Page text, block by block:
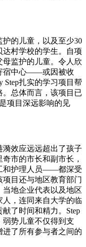
护的儿童，以及至少30
村学校的学生。自项
母监护的儿童。令人欣
宿中心——或因被收
Step扎实的学习项目帮
总体而言，该项目已
项目深远影响的见
效应远远超出了孩子
市的市长和副市长，
和护理人员——都深受
项目还与地区教育部门
地企业代表以及地区
，连同来自大学的临
了时间和精力。Step
弱势儿童不仅得到支
了所有参与者之间的